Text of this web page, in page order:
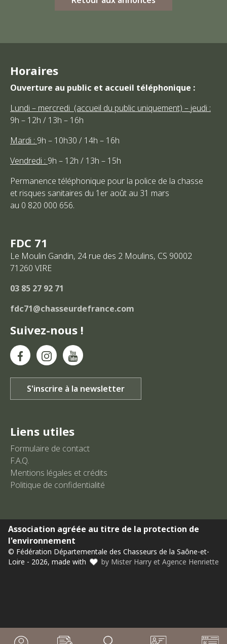
FDC 71
Le Moulin Gandin, 24 rue des 2 Moulins, CS 90002
71260 VIRE
03 85 27 92 71
fdc71@chasseurdefrance.com
Suivez-nous !
Horaires
Ouverture au public et accueil téléphonique :
Lundi – mercredi (accueil du public uniquement) – jeudi :
9h – 12h / 13h – 16h
Mardi : 9h – 10h30 / 14h – 16h
Vendredi : 9h – 12h / 13h – 15h
Permanence téléphonique pour la police de la chasse
et risques sanitaires du 1er août au 31 mars
au 0 820 000 656.
Liens utiles
Formulaire de contact
F.A.Q.
Mentions légales et crédits
Politique de confidentialité
Association agréée au titre de la protection de
l'environnement
© Fédération Départementale des Chasseurs de la Saône-et-
Loire - 2026, made with
by Mister Harry et Agence Henriette